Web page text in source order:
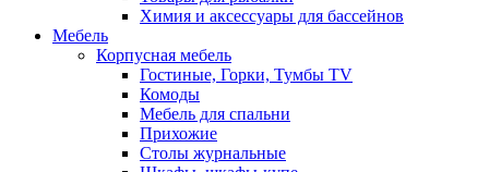
Химия и аксессуары для бассейнов
Мебель
Корпусная мебель
Гостиные, Горки, Тумбы TV
Комоды
Мебель для спальни
Прихожие
Столы журнальные